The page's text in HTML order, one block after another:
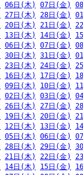
06日(木) 07日(金)
27日(木) 28日(金)
20日(木) 21日(金)
13日(木) 14日(金)
06日(木) 07日(金)
30日(木) 31日(金)
23日(木) 24日(金)
16日(木) 17日(金)
09日(木) 10日(金)
02日(木) 03日(金)
26日(木) 27日(金)
19日(木) 20日(金)
12日(木) 13日(金)
05日(木) 06日(金)
28日(木) 29日(金)
21日(木) 22日(金)
14日(木) 15日(金)